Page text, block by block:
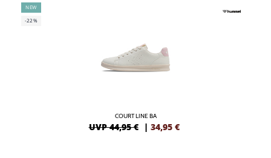
NEW
-22%
COURT LINE BA
UVP 44,95 € | 34,95 €